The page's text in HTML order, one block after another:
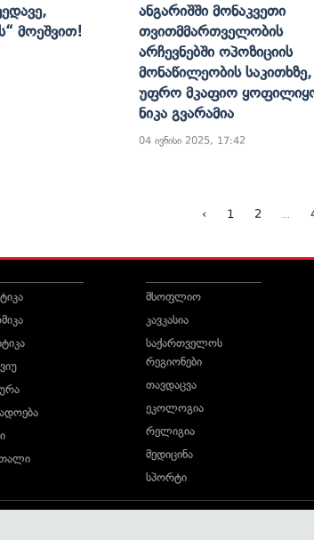
Მოეშვით!
Ანგარიშში Მონაკვეთი
Თვითმმართველობის
Არჩევნებში Ოპოზიციის
Მონაწილეობის Საკითხზე,
Უფრო Მკაფიო
Ნიკა Გვარამია
04 ივნისი 2025, 17:42
‹ 1 2
მსოფლიო
კავკასია
საქართველოს
რეგიონები
თავდაცვა
ეკოლოგია
რელიგია
მედიცინა
სპორტი